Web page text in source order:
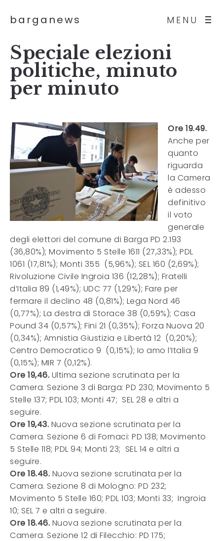
MENU
barganews
Speciale elezioni
politiche, minuto
per minuto
Ore 19.49.
Anche per
quanto
riguarda
la Camera
è adesso
definitivo
il voto
generale
degli elettori del comune di Barga PD 2.193
(36,80%); Movimento 5 Stelle 1611 (27,33%); PDL
1061 (17,81%); Monti 355 (5,96%); SEL 160 (2,69%);
Rivoluzione Civile Ingroia 136 (12,28%); Fratelli
d’Italia 89 (1,49%); UDC 77 (1,29%); Fare per
fermare il declino 48 (0,81%); Lega Nord 46
(0,77%); La destra di Storace 38 (0,59%); Casa
Pound 34 (0,57%); Fini 21 (0,35%); Forza Nuova 20
(0,34%); Amnistia Giustizia e Libertà 12 (0,20%);
Centro Democratico 9 (0,15%); Io amo l’Italia 9
(0,15%); MIR 7 (0,12%).
Ore 19,46. Ultima sezione scrutinata per la
Camera. Sezione 3 di Barga: PD 230; Movimento 5
Stelle 137; PDL 103; Monti 47; SEL 28 e altri a
seguire.
Ore 19,43. Nuova sezione scrutinata per la
Camera. Sezione 6 di Fornaci: PD 138; Movimento
5 Stelle 118; PDL 94; Monti 23; SEL 14 e altri a
seguire.
Ore 18.48. Nuova sezione scrutinata per la
Camera. Sezione 8 di Mologno: PD 232;
Movimento 5 Stelle 160; PDL 103; Monti 33; Ingroia
10; SEL 7 e altri a seguire.
Ore 18.46. Nuova sezione scrutinata per la
Camera. Sezione 12 di Filecchio: PD 175;